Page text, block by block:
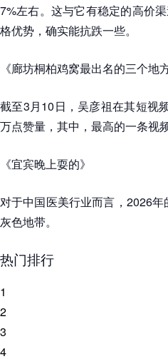
7%左右。这与它有稳定的高价
格优势，确实能抗跌一些。
《廊坊桐柏鸡窝最出名的三个地
截至3月10日，吴彦祖在其短视
万点赞量，其中，最高的一条视
《宜宾晚上耍的》
对于中国医美行业而言，2026
灰色地带。
热门排行
1
2
3
4